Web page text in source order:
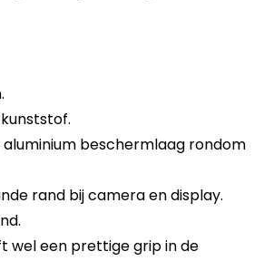
beschermlaag rondom
rand bij camera en display.
wel een prettige grip in de